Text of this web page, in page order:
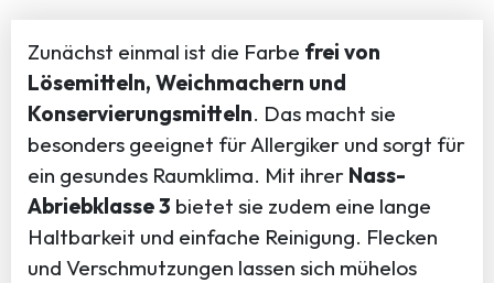
Zunächst einmal ist die Farbe frei von
Lösemitteln, Weichmachern und
Konservierungsmitteln. Das macht sie
besonders geeignet für Allergiker und sorgt für
ein gesundes Raumklima. Mit ihrer Nass-
Abriebklasse 3 bietet sie zudem eine lange
Haltbarkeit und einfache Reinigung. Flecken
und Verschmutzungen lassen sich mühelos